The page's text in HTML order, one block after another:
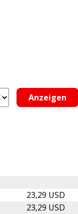
23,29 USD
23,29 USD